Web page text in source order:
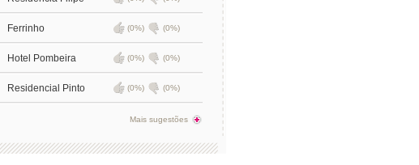
Ferrinho (0%) (0%)
Hotel Pombeira (0%) (0%)
Residencial Pinto (0%) (0%)
Mais sugestões